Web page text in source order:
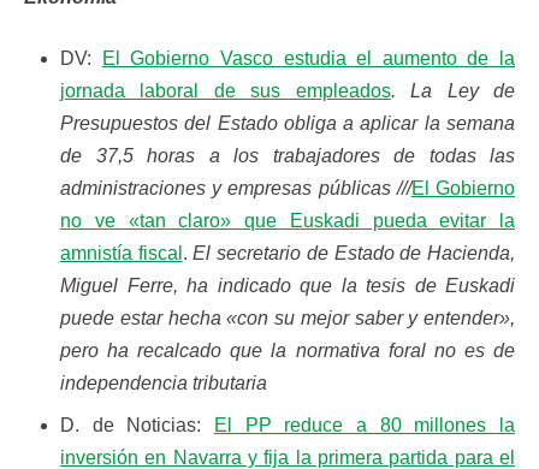
DV:
El Gobierno Vasco estudia el aumento de la
jornada laboral de sus empleados. La Ley de
Presupuestos del Estado obliga a aplicar la semana
de 37,5 horas a los trabajadores de todas las
administraciones y empresas públicas ///El Gobierno
no ve «tan claro» que Euskadi pueda evitar la
amnistía fiscal .El secretario de Estado de Hacienda,
Miguel Ferre, ha indicado que la tesis de Euskadi
puede estar hecha «con su mejor saber y entender»,
pero ha recalcado que la normativa foral no es de
independencia tributaria
D. de Noticias:
El PP reduce a 80 millones la
inversión en Navarra y fija la primera partida para el